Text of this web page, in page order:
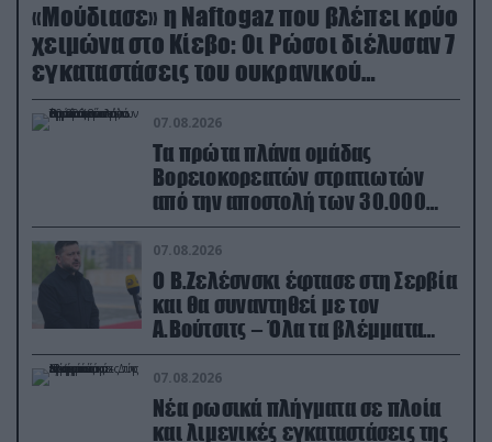
«Μούδιασε» η Naftogaz που βλέπει κρύο
χειμώνα στο Κίεβο: Οι Ρώσοι διέλυσαν 7
εγκαταστάσεις του ουκρανικού
κολοσσού!
07.08.2026
Τα πρώτα πλάνα ομάδας
Βορειοκορεατών στρατιωτών
από την αποστολή των 30.000
που έφτασαν στη Ρωσία (βίντεο)
07.08.2026
Ο Β.Ζελέσνσκι έφτασε στη Σερβία
και θα συναντηθεί με τον
Α.Βούτσιτς – Όλα τα βλέμματα
στις σχέσεις με τη Ρωσία
07.08.2026
Νέα ρωσικά πλήγματα σε πλοία
και λιμενικές εγκαταστάσεις της